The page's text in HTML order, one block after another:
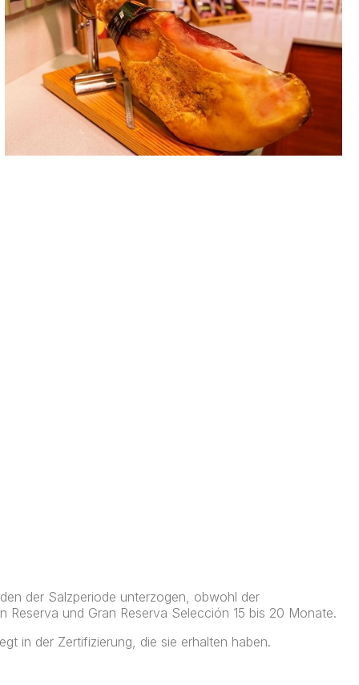
der Salzperiode unterzogen, obwohl der
und Gran Reserva Selección 15 bis 20 Monate.
in der Zertifizierung, die sie erhalten haben.